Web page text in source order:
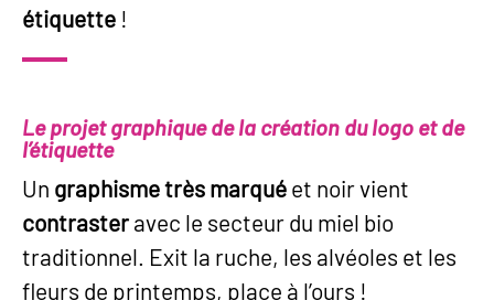
étiquette !
Le projet graphique de la création du logo et de
l’étiquette
Un graphisme très marqué et noir vient
contraster avec le secteur du miel bio
traditionnel. Exit la ruche, les alvéoles et les
fleurs de printemps, place à l’ours !